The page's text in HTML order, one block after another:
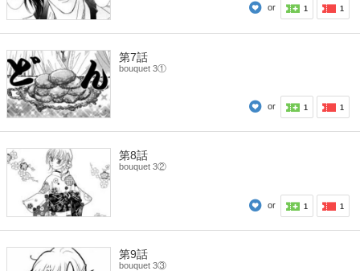
or 1 1
第7話
bouquet 3①
or 1 1
第8話
bouquet 3②
or 1 1
第9話
bouquet 3③